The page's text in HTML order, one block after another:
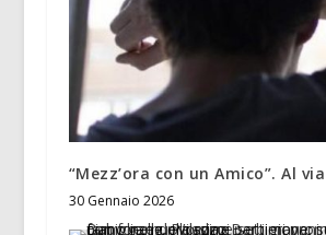
“Mezz’ora con un Amico”. Al
30 Gennaio 2026